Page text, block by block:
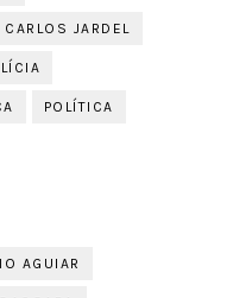
JARDEL
POLÍTICA
AGUIAR